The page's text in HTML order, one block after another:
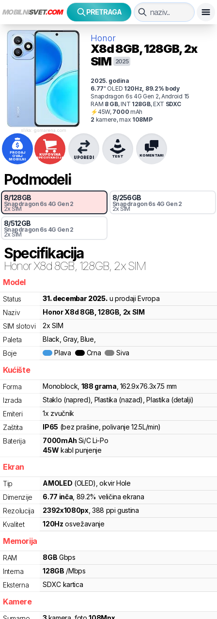
MOBILNISVET.COM PRETRAGA
slika: gsmarena.com
Honor
X8d8GB, 128GB, 2x
SIM
2025
2025. godina
6.77" OLED 120Hz 89.2% body
Snapdragon 6s 4G Gen 2, Android 15
RAM 8GB,INT 128GB,EXT SDXC
⚡45W, 7000 mAh
2 kamere, max 108MP
PRODAJ
OVAJ
MOBILNI
KUPOVINA
SPECIFIKACIJA TEST KOMENTARI
UPOREDI
Podmodeli
8/128GB
Snapdragon 6s 4G Gen 2
2x SIM
8/256GB
Snapdragon 6s 4G Gen 2
2x SIM
8/512GB
Snapdragon 6s 4G Gen 2
2x SIM
Specifikacija
Honor X8d 8GB, 128GB, 2x SIM
Model
Status 31. decembar 2025. u prodaji Evropa
Naziv
HonorX8d 8GB, 128GB, 2x SIM
SIM slotovi
2x SIM
Paleta
Black, Gray, Blue,
Boje
Plava Crna Siva
Kućište
Forma Monoblock 188 grama 162.9x76.3x7.5 mm
Izrada
Staklo (napred), Plastika (nazad), Plastika (detalji)
Emiteri
1x zvučnik
Zaštita
IP65 (bez prašine, polivanje 12.5L/min)
Baterija
7000mAh Si/C Li-Po
45W kabl punjenje
Ekran
Tip AMOLED (OLED) , okvir Hole
Dimenzije
6.77 inča , 89.2% veličina ekrana
Rezolucija
2392x1080px, 388 ppi gustina
Kvalitet
120Hz osvežavanje
Memorija
RAM 8GB Gbps
Interna
128GB /Mbps
Eksterna
SDXC kartica
Kamere